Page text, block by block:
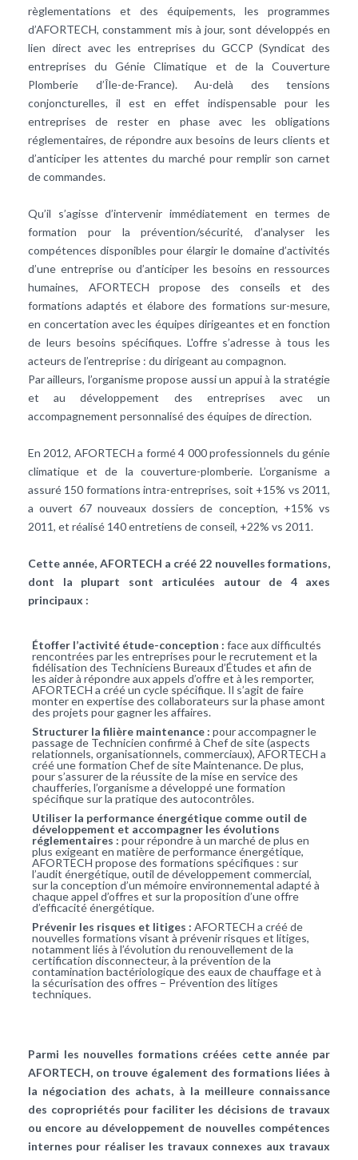
règlementations et des équipements, les programmes
d’AFORTECH, constamment mis à jour, sont développés en
lien direct avec les entreprises du GCCP (Syndicat des
entreprises du Génie Climatique et de la Couverture
Plomberie d’Île-de-France). Au-delà des tensions
conjoncturelles, il est en effet indispensable pour les
entreprises de rester en phase avec les obligations
réglementaires, de répondre aux besoins de leurs clients et
d’anticiper les attentes du marché pour remplir son carnet
de commandes.
Qu’il s’agisse d’intervenir immédiatement en termes de
formation pour la prévention/sécurité, d’analyser les
compétences disponibles pour élargir le domaine d’activités
d’une entreprise ou d’anticiper les besoins en ressources
humaines, AFORTECH propose des conseils et des
formations adaptés et élabore des formations sur-mesure,
en concertation avec les équipes dirigeantes et en fonction
de leurs besoins spécifiques. L'offre s’adresse à tous les
acteurs de l’entreprise : du dirigeant au compagnon.
Par ailleurs, l’organisme propose aussi un appui à la stratégie
et au développement des entreprises avec un
accompagnement personnalisé des équipes de direction.
En 2012, AFORTECH a formé 4 000 professionnels du génie
climatique et de la couverture-plomberie. L’organisme a
assuré 150 formations intra-entreprises, soit +15% vs 2011,
a ouvert 67 nouveaux dossiers de conception, +15% vs
2011, et réalisé 140 entretiens de conseil, +22% vs 2011.
Cette année, AFORTECH a créé 22 nouvelles formations,
dont la plupart sont articulées autour de 4 axes
principaux :
Étoffer l’activité étude-conception : face aux difficultés
rencontrées par les entreprises pour le recrutement et la
fidélisation des Techniciens Bureaux d’Études et afin de
les aider à répondre aux appels d’offre et à les remporter,
AFORTECH a créé un cycle spécifique. Il s’agit de faire
monter en expertise des collaborateurs sur la phase amont
des projets pour gagner les affaires.
Structurer la filière maintenance : pour accompagner le
passage de Technicien confirmé à Chef de site (aspects
relationnels, organisationnels, commerciaux), AFORTECH a
créé une formation Chef de site Maintenance. De plus,
pour s’assurer de la réussite de la mise en service des
chaufferies, l’organisme a développé une formation
spécifique sur la pratique des autocontrôles.
Utiliser la performance énergétique comme outil de
développement et accompagner les évolutions
réglementaires : pour répondre à un marché de plus en
plus exigeant en matière de performance énergétique,
AFORTECH propose des formations spécifiques : sur
l’audit énergétique, outil de développement commercial,
sur la conception d’un mémoire environnemental adapté à
chaque appel d’offres et sur la proposition d’une offre
d’efficacité énergétique.
Prévenir les risques et litiges : AFORTECH a créé de
nouvelles formations visant à prévenir risques et litiges,
notamment liés à l’évolution du renouvellement de la
certification disconnecteur, à la prévention de la
contamination bactériologique des eaux de chauffage et à
la sécurisation des offres – Prévention des litiges
techniques.
Parmi les nouvelles formations créées cette année par
AFORTECH, on trouve également des formations liées à
la négociation des achats, à la meilleure connaissance
des copropriétés pour faciliter les décisions de travaux
ou encore au développement de nouvelles compétences
internes pour réaliser les travaux connexes aux travaux